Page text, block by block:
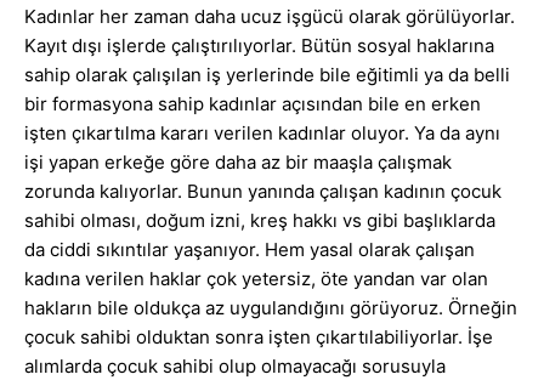
Kadınlar her zaman daha ucuz işgücü olarak görülüyorlar.
Kayıt dışı işlerde çalıştırılıyorlar. Bütün sosyal haklarına
sahip olarak çalışılan iş yerlerinde bile eğitimli ya da belli
bir formasyona sahip kadınlar açısından bile en erken
işten çıkartılma kararı verilen kadınlar oluyor. Ya da aynı
işi yapan erkeğe göre daha az bir maaşla çalışmak
zorunda kalıyorlar. Bunun yanında çalışan kadının çocuk
sahibi olması, doğum izni, kreş hakkı vs gibi başlıklarda
da ciddi sıkıntılar yaşanıyor. Hem yasal olarak çalışan
kadına verilen haklar çok yetersiz, öte yandan var olan
hakların bile oldukça az uygulandığını görüyoruz. Örneğin
çocuk sahibi olduktan sonra işten çıkartılabiliyorlar. İşe
alımlarda çocuk sahibi olup olmayacağı sorusuyla